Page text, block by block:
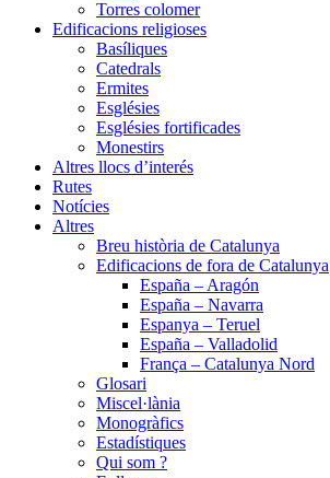
Torres colomer
Edificacions religioses
Basíliques
Catedrals
Ermites
Esglésies
Esglésies fortificades
Monestirs
Altres llocs d’interés
Rutes
Notícies
Altres
Breu història de Catalunya
Edificacions de fora de Catalunya
España – Aragón
España – Navarra
Espanya – Teruel
España – Valladolid
França – Catalunya Nord
Glosari
Miscel·lània
Monogràfics
Estadístiques
Qui som ?